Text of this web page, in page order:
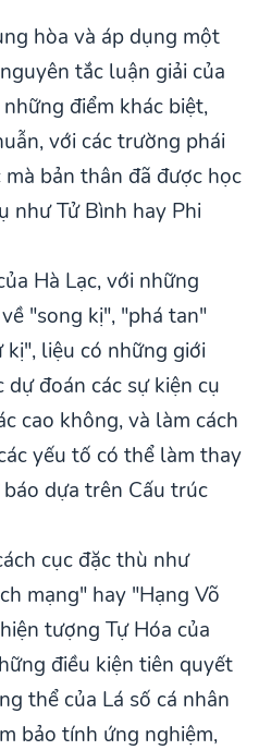
hòa và áp dụng một
tắc luận giải của
điểm khác biệt,
với các trường phái
bản thân đã được học
như Tử Bình hay Phi
Hà Lạc, với những
"song kị", "phá tan"
liệu có những giới
đoán các sự kiện cụ
cao không, và làm cách
yếu tố có thể làm thay
dựa trên Cấu trúc
cục đặc thù như
mạng" hay "Hạng Võ
tượng Tự Hóa của
điều kiện tiên quyết
thể của Lá số cá nhân
bảo tính ứng nghiệm,